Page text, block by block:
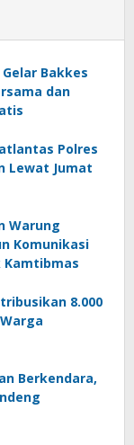
Bakkes
dan
Polres
Lewat Jumat
Warung
Komunikasi
8.000
Berkendara,